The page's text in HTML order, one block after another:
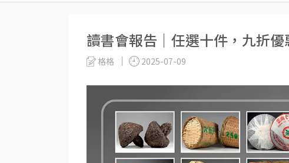
讀書會報告｜任選十件，九折優
格格 2025-07-09